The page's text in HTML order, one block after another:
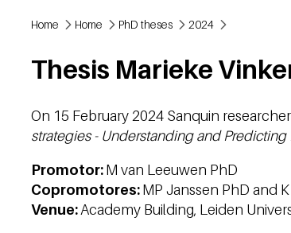
Home Home PhD theses 2024
Thesis Marieke
On 15 February 2024 Sanquin researcher
strategies - Understanding and
Promotor:M van Leeuwen PhD
Copromotores:MP Janssen PhD and
Venue:Academy Building, Leiden